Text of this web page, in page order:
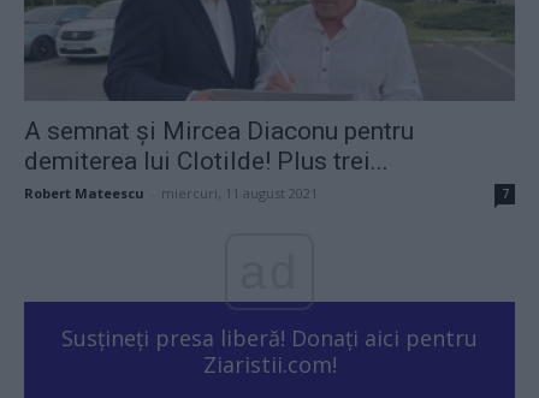
A semnat și Mircea Diaconu pentru
demiterea lui Clotilde! Plus trei...
Robert Mateescu miercuri, 11 august 2021 7
Susțineți presa liberă! Donați aici pentru
Ziaristii.com!